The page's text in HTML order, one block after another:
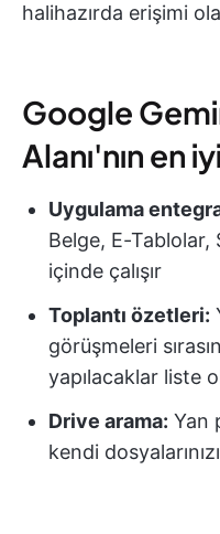
halihazırda erişimi
Google
Alanı'nın en
Uygulama
Belge, E-Tablolar,
içinde çalışır
Toplantı özetleri:
görüşmeleri
yapılacaklar liste
Drive arama: Yan
kendi